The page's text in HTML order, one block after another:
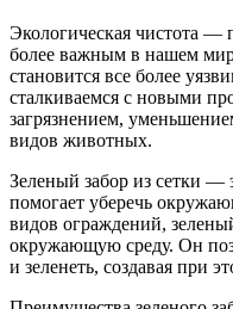
Экологическая чистота —
более важным в нашем
становится все более
сталкиваемся с новыми
загрязнением,
видов животных.
Зеленый забор из сетки —
помогает уберечь
видов ограждений,
окружающую среду. Он
и зеленеть, создавая при